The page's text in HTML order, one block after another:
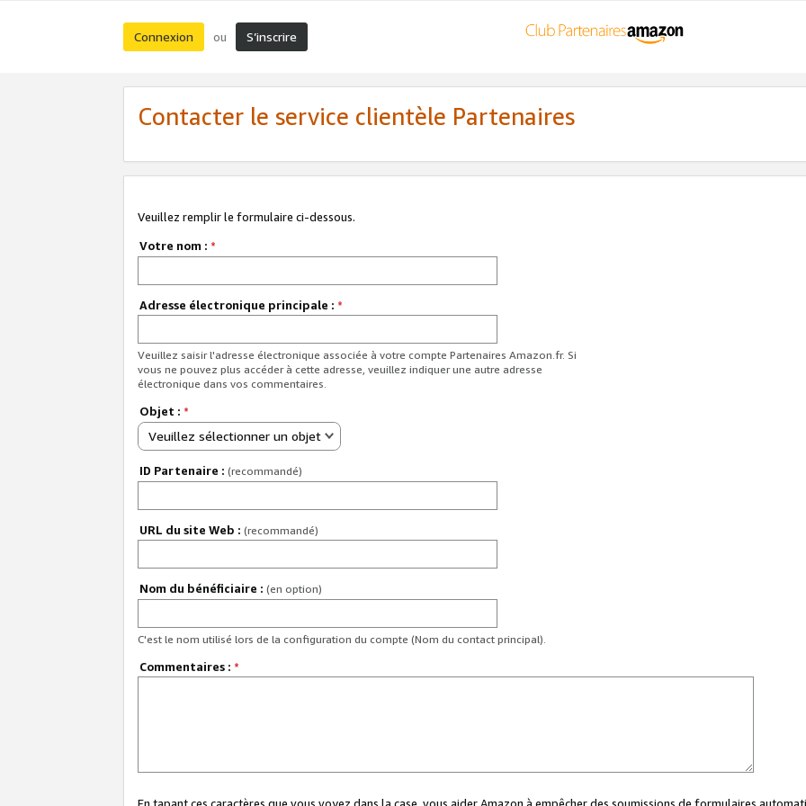
Connexion ou S’inscrire
Contacter le service clientèle Partenaires
Veuillez remplir le formulaire ci-dessous.
Votre nom : *
Adresse électronique principale : *
Veuillez saisir l'adresse électronique associée à votre compte Partenaires Amazon.fr. Si
vous ne pouvez plus accéder à cette adresse, veuillez indiquer une autre adresse
électronique dans vos commentaires.
Objet : *
Veuillez sélectionner un objet
ID Partenaire : (recommandé)
URL du site Web : (recommandé)
Nom du bénéficiaire : (en option)
C'est le nom utilisé lors de la configuration du compte (Nom du contact principal).
Commentaires : *